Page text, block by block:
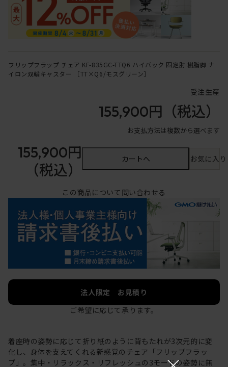
フリップフラップ チェア KF-835GC-TTQ6 ハイバック 固定肘 樹脂脚 ナ
イロン双輪キャスター ［TT×Q6/モスグリーン］
受注生産
155,900円 （税込）
お支払方法は複数から選べます
155,900円
（税込）
カートへ お気に入
この商品について問い合わせる
法人限定 お見積り
ご希望に応じて承ります。
着座時の姿勢に応じて折り紙のように背もたれが3次元的に変
化し、身体を支えてくれる新感覚のチェア「フリップフラッ
プ」。集中・リラックス・リフレッシュの3モードの姿勢に無